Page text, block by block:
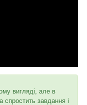
вигляді, але в
спростить завдання і